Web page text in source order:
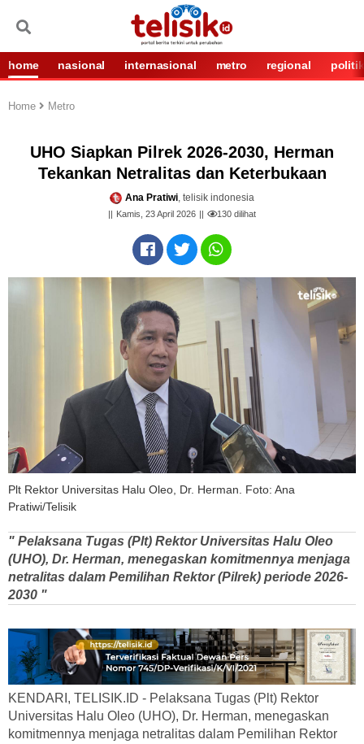
home nasional internasional metro regional politik
Home Metro
UHO Siapkan Pilrek 2026-2030, Herman
Tekankan Netralitas dan Keterbukaan
Ana Pratiwi, telisik indonesia
Kamis, 23 April 2026 130 dilihat
Plt Rektor Universitas Halu Oleo, Dr. Herman. Foto: Ana
Pratiwi/Telisik
" Pelaksana Tugas (Plt) Rektor Universitas Halu Oleo
(UHO), Dr. Herman, menegaskan komitmennya menjaga
netralitas dalam Pemilihan Rektor (Pilrek) periode 2026-
2030 "
KENDARI, TELISIK.ID - Pelaksana Tugas (Plt) Rektor
Universitas Halu Oleo (UHO), Dr. Herman, menegaskan
komitmennya menjaga netralitas dalam Pemilihan Rektor